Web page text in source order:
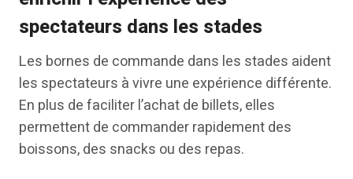
spectateurs dans les stades
Les bornes de commande dans les stades aident
les spectateurs à vivre une expérience différente.
En plus de faciliter l’achat de billets, elles
permettent de commander rapidement des
boissons, des snacks ou des repas.